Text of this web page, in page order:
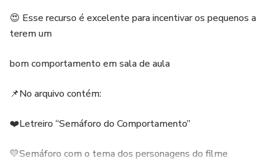
😍 Esse recurso é excelente para incentivar os pequenos a
terem um
bom comportamento em sala de aula
📌No arquivo contém:
❤️Letreiro “Semáforo do Comportamento”
💛Semáforo com o tema dos personagens do filme